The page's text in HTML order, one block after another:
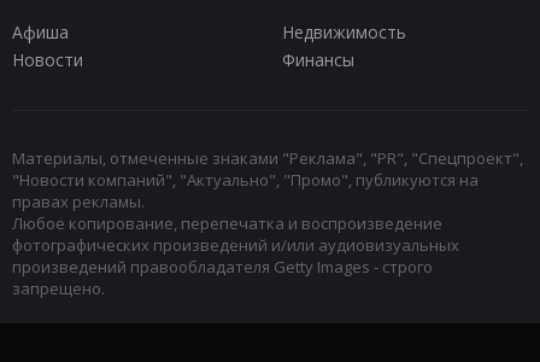
Афиша
Недвижимость
Новости
Финансы
Материалы, отмеченные знаками "Реклама", "PR", "Спецпроект",
"Новости компаний", "Актуально", "Промо", публикуются на
правах рекламы.
Любое копирование, перепечатка и воспроизведение
фотографических произведений и/или аудиовизуальных
произведений правообладателя Getty Images - строго
запрещено.